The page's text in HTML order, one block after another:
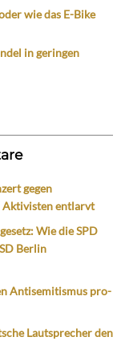
wie das E-Bike
in geringen
gegen
Aktivisten entlarvt
Wie die SPD
Berlin
Antisemitismus pro-
Lautsprecher den